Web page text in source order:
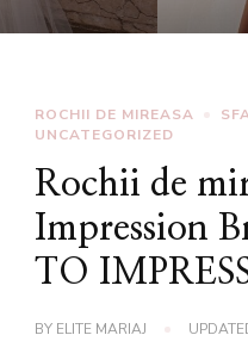
ROCHII DE MIREASA
UNCATEGORIZED
Rochii de
Impression
TO
BY ELITE MARIAJ